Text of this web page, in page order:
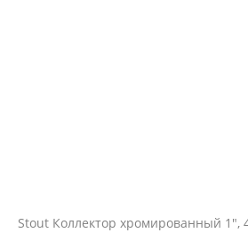
Stout Коллектор хромированный 1",